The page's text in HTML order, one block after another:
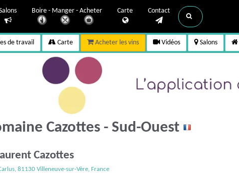
Boire - Manger - Acheter Carte Contact
de travail Carte Acheter les vins Vidéos Salons
Cazottes - Sud-Ouest
Cazottes
81130 Villeneuve-sur-Vère, France